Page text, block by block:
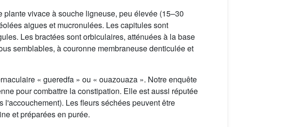
plante vivace à souche ligneuse, peu élevée (15–30
aigues et mucronulées. Les capitules sont
Les bractées sont orbiculaires, atténuées à la base
semblables, à couronne membraneuse denticulée et
« gueredfa » ou « ouazouaza ». Notre enquête
pour combattre la constipation. Elle est aussi réputée
Les fleurs séchées peuvent être
et préparées en purée.